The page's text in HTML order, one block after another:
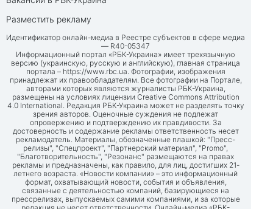
Разместить рекламу
Идентификатор онлайн-медиа в Реестре субъектов в сфере медиа
— R40-05347
Информационный портал «РБК-Украина» имеет трехязычную
версию (украинскую, русскую и английскую), главная страница
портала – https://www.rbc.ua. Фотографии, изображения
принадлежат их правообладателям. Все фотографии на Портале,
авторами которых являются журналисты РБК-Украина,
размещены на условиях лицензии Creative Commons Attribution
4.0 International. Редакция РБК-Украина может не разделять точку
зрения авторов. Оценочные суждения не подлежат
опровержению и подтверждению их правдивости. За
достоверность и содержание рекламы ответственность несет
рекламодатель. Материалы, обозначенные плашкой: "Пресс-
релизы", "Спецпроект", "Партнерский материал", "Promo",
"Благотворительность", "Резонанс" размещаются на правах
рекламы и предназначены, как правило, для лиц, достигших 21-
летнего возраста. «Новости компании» – это информационный
формат, охватывающий новости, события и объявления,
связанные с деятельностью компаний, базирующиеся на
прессрелизах, выпускаемых самими компаниями, и за которые